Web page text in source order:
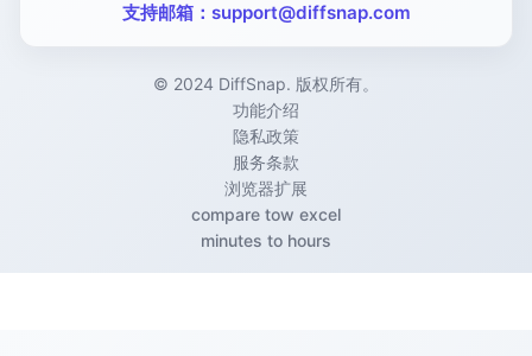
支持邮箱： support@diffsnap.com
© 2024 DiffSnap. 版权所有。
功能介绍
隐私政策
服务条款
浏览器扩展
compare tow excel
minutes to hours